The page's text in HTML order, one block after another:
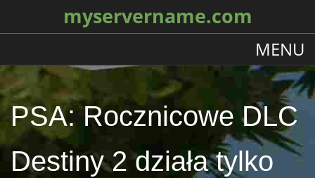
myservername.com
MENU
PSA: Rocznicowe DLC
Destiny 2 działa tylko